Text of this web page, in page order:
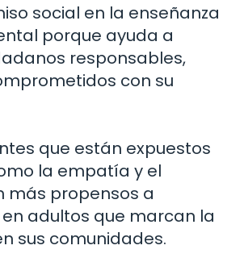
social en la enseñanza
porque ayuda a
responsables,
con su
que están expuestos
la empatía y el
más propensos a
adultos que marcan la
sus comunidades.